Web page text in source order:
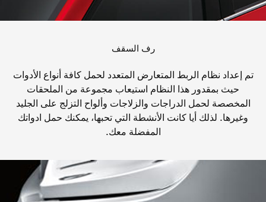
رف السقف
تم إعداد نظام الربط المتعارض المتعدد لحمل كافة أنواع الأدوات
حيث بمقدور هذا النظام استيعاب مجموعة من الملحقات
المخصصة لحمل الدراجات والزلاجات وألواح التزلج على الجليد
وغيرها. لذلك أيا كانت الأنشطة التي تحبها، يمكنك حمل ادواتك
المفضلة معك.